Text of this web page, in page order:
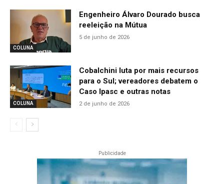
COLUNA
Engenheiro Álvaro Dourado busca
reeleição na Mútua
5 de junho de 2026
COLUNA
Cobalchini luta por mais recursos
para o Sul; vereadores debatem o
Caso Ipasc e outras notas
2 de junho de 2026
Publicidade